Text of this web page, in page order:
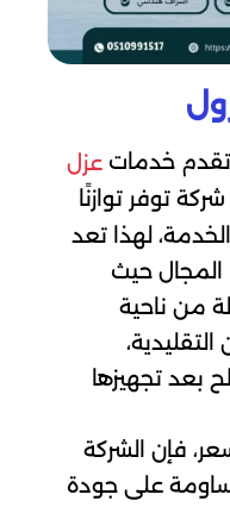
خدمات عزل
توفر توازنًا
لهذا تعد
المجال حيث
من ناحية
التقليدية،
بعد تجهيزها
فإن الشركة
على جودة